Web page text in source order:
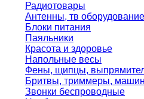
Радиотовары
Антенны, тв оборудование
Блоки питания
Паяльники
Красота и здоровье
Напольные весы
Фены, щипцы,
Бритвы, триммеры,
Звонки беспроводные